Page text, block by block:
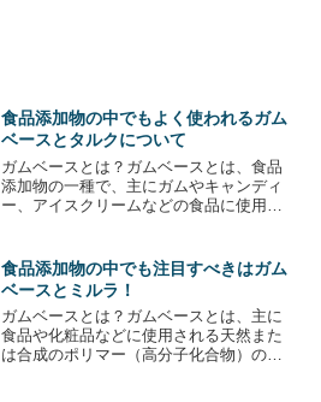
食品添加物の中でもよく使われるガム
ベースとタルクについて
ガムベースとは？ガムベースとは、食品
添加物の一種で、主にガムやキャンディ
ー、アイスクリームなどの食品に使用さ
は主に植物性のものが使用されていま
す。ガムベースは、主に樹脂...
食品添加物の中でも注目すべきはガム
ベースとミルラ！
ガムベースとは？ガムベースとは、主に
食品や化粧品などに使用される天然また
は合成のポリマー（高分子化合物）の一